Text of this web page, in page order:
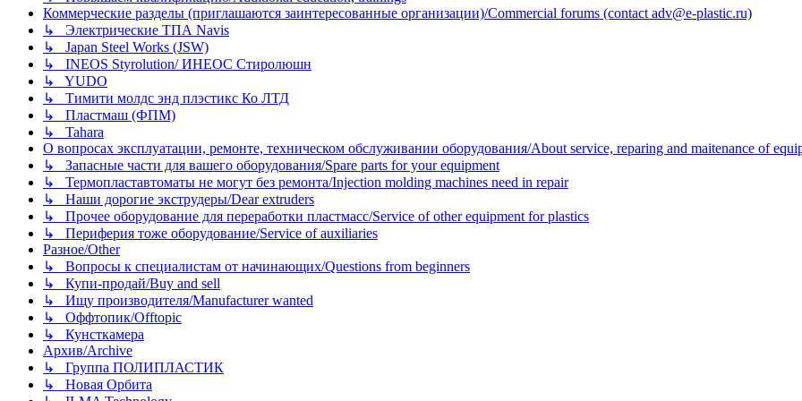
Коммерческие разделы (приглашаются заинтересованные организации)/Commercial forums (contact adv@e-plastic.ru)
↳ Электрические ТПА Navis
↳ Japan Steel Works (JSW)
↳ INEOS Styrolution/ ИНЕОС Стиролюшн
↳ YUDO
↳ Тимити молдс энд плэстикс Ко ЛТД
↳ Пластмаш (ФПМ)
↳ Tahara
О вопросах эксплуатации, ремонте, техническом обслуживании оборудования/About service, reparing and maitenance of
↳ Запасные части для вашего оборудования/Spare parts for your equipment
↳ Термопластавтоматы не могут без ремонта/Injection molding machines need in repair
↳ Наши дорогие экструдеры/Dear extruders
↳ Прочее оборудование для переработки пластмасс/Service of other equipment for plastics
↳ Периферия тоже оборудование/Service of auxiliaries
Разное/Other
↳ Вопросы к специалистам от начинающих/Questions from beginners
↳ Купи-продай/Buy and sell
↳ Ищу производителя/Manufacturer wanted
↳ Оффтопик/Offtopic
↳ Кунсткамера
Архив/Archive
↳ Группа ПОЛИПЛАСТИК
↳ Новая Орбита